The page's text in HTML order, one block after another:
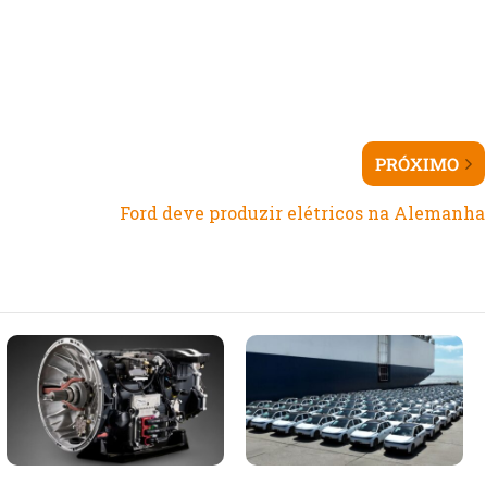
PRÓXIMO
Ford deve produzir elétricos na Alemanha